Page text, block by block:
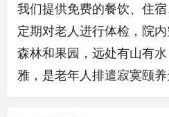
我们提供免费的餐饮、住
定期对老人进行体检，院
森林和果园，远处有山有
雅，是老年人排遣寂寞颐养